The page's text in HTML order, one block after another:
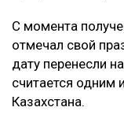
С момента
отмечал свой
дату перенесли
считается одним
Казахстана.